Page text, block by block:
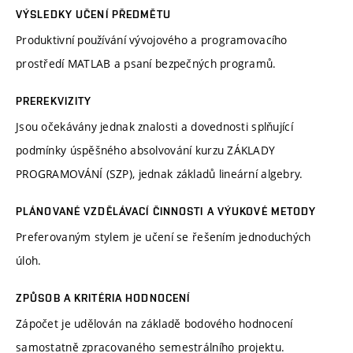
VÝSLEDKY UČENÍ PŘEDMĚTU
Produktivní používání vývojového a programovacího
prostředí MATLAB a psaní bezpečných programů.
PREREKVIZITY
Jsou očekávány jednak znalosti a dovednosti splňující
podmínky úspěšného absolvování kurzu ZÁKLADY
PROGRAMOVÁNÍ (SZP), jednak základů lineární algebry.
PLÁNOVANÉ VZDĚLÁVACÍ ČINNOSTI A VÝUKOVÉ METODY
Preferovaným stylem je učení se řešením jednoduchých
úloh.
ZPŮSOB A KRITÉRIA HODNOCENÍ
Zápočet je udělován na základě bodového hodnocení
samostatně zpracovaného semestrálního projektu.